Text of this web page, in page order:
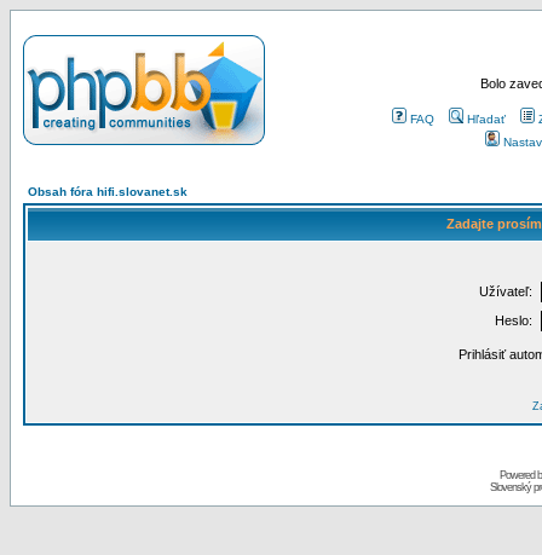
Bolo
FAQ Hľadať
Obsah fóra hifi.slovanet.sk
Zadajte
Užívateľ:
Heslo:
Prihlásiť
Powered
Slovenský